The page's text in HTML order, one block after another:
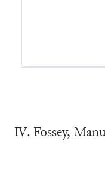
Ⅳ. Fossey,